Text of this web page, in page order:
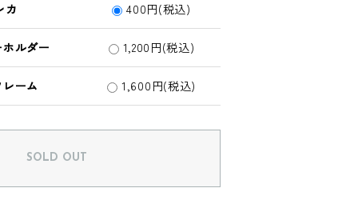
カ 400円(税込)
ルダー 1,200円(税込)
ーム 1,600円(税込)
SOLD OUT